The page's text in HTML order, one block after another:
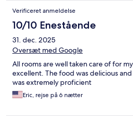
Verificeret anmeldelse
10/10 Enestående
31. dec. 2025
Oversæt med Google
All rooms are well taken care of for
excellent. The food was delicious
was extremely proficient
Eric, rejse på 6 nætter